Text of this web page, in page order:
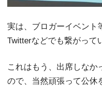
実は、ブロガーイベント
Twitterなどでも繋がって
これはもう、出席しなか
ので、当然頑張って公休